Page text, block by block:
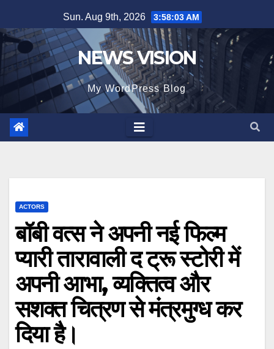
to
content
Sun. Aug 9th, 2026 3:58:04 AM
NEWS VISION
My WordPress Blog
ACTORS
बॉबी वत्स ने अपनी नई फिल्म
प्यारी तारावाली द ट्रू स्टोरी में
अपनी आभा, व्यक्तित्व और
सशक्त चित्रण से मंत्रमुग्ध कर
दिया है।